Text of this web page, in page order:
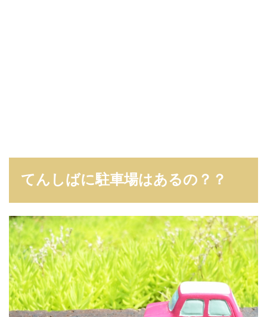
てんしばに駐車場はあるの？？